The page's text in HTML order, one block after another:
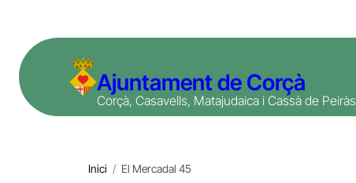
contingut
Ajuntament de Corçà
Corçà, Casavells, Matajudaica i Cassà de Peiràs
Inici / El Mercadal 45